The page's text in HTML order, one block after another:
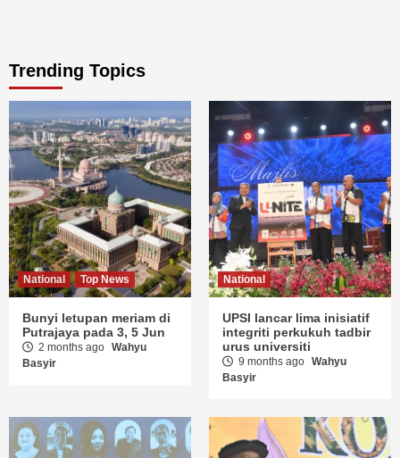
Trending Topics
National Top News
Bunyi letupan meriam di
Putrajaya pada 3, 5 Jun
2 months ago Wahyu
Basyir
National
UPSI lancar lima inisiatif
integriti perkukuh tadbir
urus universiti
9 months ago Wahyu
Basyir